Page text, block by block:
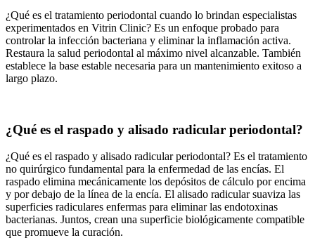
¿Qué es el tratamiento periodontal cuando lo brindan especialistas
experimentados en Vitrin Clinic? Es un enfoque probado para
controlar la infección bacteriana y eliminar la inflamación activa.
Restaura la salud periodontal al máximo nivel alcanzable. También
establece la base estable necesaria para un mantenimiento exitoso a
largo plazo.
¿Qué es el raspado y alisado radicular periodontal?
¿Qué es el raspado y alisado radicular periodontal? Es el tratamiento
no quirúrgico fundamental para la enfermedad de las encías. El
raspado elimina mecánicamente los depósitos de cálculo por encima
y por debajo de la línea de la encía. El alisado radicular suaviza las
superficies radiculares enfermas para eliminar las endotoxinas
bacterianas. Juntos, crean una superficie biológicamente compatible
que promueve la curación.